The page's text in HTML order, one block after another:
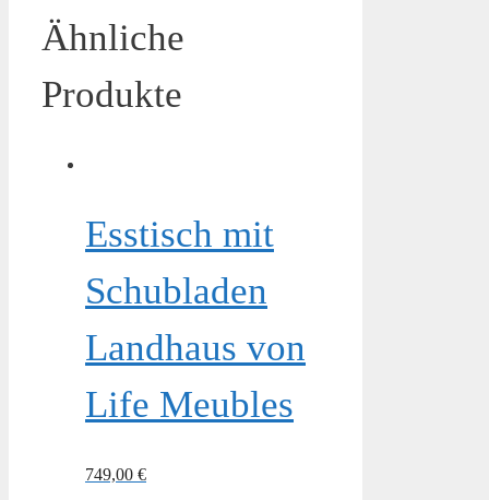
Ähnliche
Produkte
Esstisch mit
Schubladen
Landhaus von
Life Meubles
749,00 €